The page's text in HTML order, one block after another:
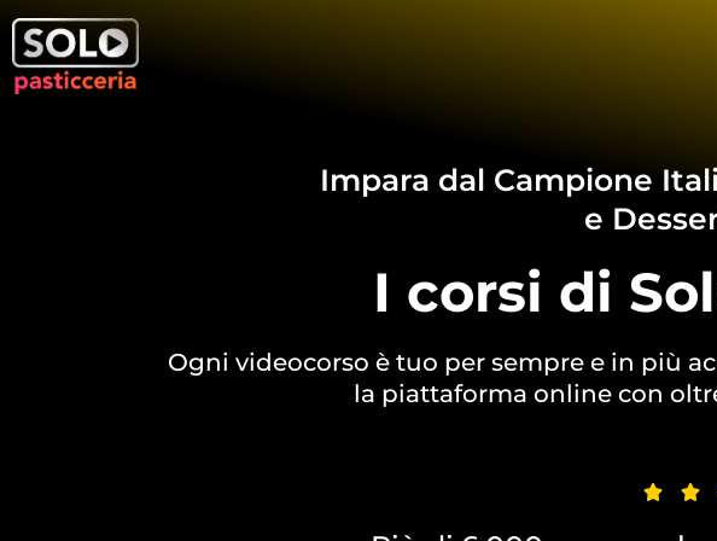
Impara dal Campione
e
I corsi di
Ogni videocorso è tuo per sempre e in più
la piattaforma online con
 